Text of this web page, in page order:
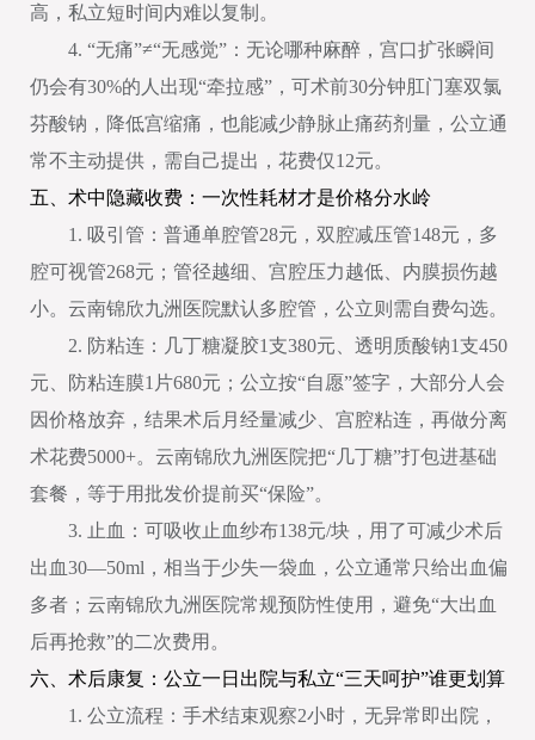
高，私立短时间内难以复制。
4. “无痛”≠“无感觉”：无论哪种麻醉，宫口扩张瞬间
仍会有30%的人出现“牵拉感”，可术前30分钟肛门塞双氯
芬酸钠，降低宫缩痛，也能减少静脉止痛药剂量，公立通
常不主动提供，需自己提出，花费仅12元。
五、术中隐藏收费：一次性耗材才是价格分水岭
1. 吸引管：普通单腔管28元，双腔减压管148元，多
腔可视管268元；管径越细、宫腔压力越低、内膜损伤越
小。云南锦欣九洲医院默认多腔管，公立则需自费勾选。
2. 防粘连：几丁糖凝胶1支380元、透明质酸钠1支450
元、防粘连膜1片680元；公立按“自愿”签字，大部分人会
因价格放弃，结果术后月经量减少、宫腔粘连，再做分离
术花费5000+。云南锦欣九洲医院把“几丁糖”打包进基础
套餐，等于用批发价提前买“保险”。
3. 止血：可吸收止血纱布138元/块，用了可减少术后
出血30—50ml，相当于少失一袋血，公立通常只给出血偏
多者；云南锦欣九洲医院常规预防性使用，避免“大出血
后再抢救”的二次费用。
六、术后康复：公立一日出院与私立“三天呵护”谁更划算
1. 公立流程：手术结束观察2小时，无异常即出院，